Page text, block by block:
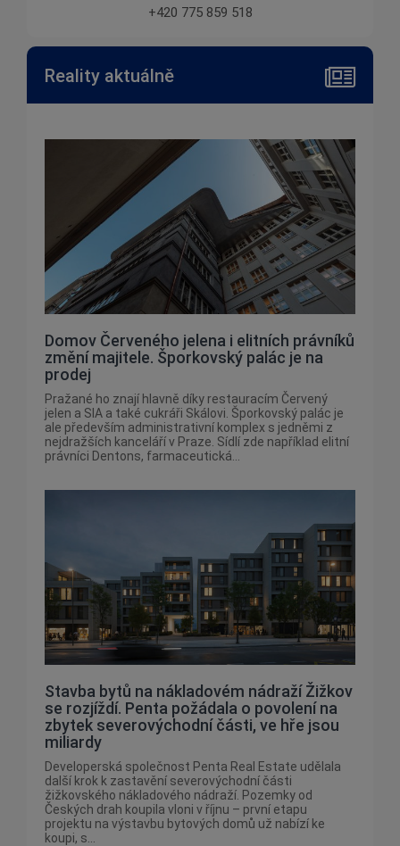
+420 775 859 518
Reality aktuálně
Domov Červeného jelena i elitních právníků
změní majitele. Šporkovský palác je na
prodej
Pražané ho znají hlavně díky restauracím Červený
jelen a SIA a také cukráři Skálovi. Šporkovský palác je
ale především administrativní komplex s jedněmi z
nejdražších kanceláří v Praze. Sídlí zde například elitní
právníci Dentons, farmaceutická...
Stavba bytů na nákladovém nádraží Žižkov
se rozjíždí. Penta požádala o povolení na
zbytek severovýchodní části, ve hře jsou
miliardy
Developerská společnost Penta Real Estate udělala
další krok k zastavění severovýchodní části
žižkovského nákladového nádraží. Pozemky od
Českých drah koupila vloni v říjnu – první etapu
projektu na výstavbu bytových domů už nabízí ke
koupi, s...